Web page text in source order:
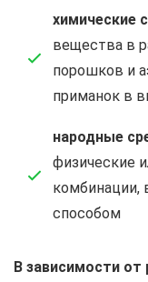
химические
вещества в
порошков и
приманок в
народные
физические
комбинации,
способом
В зависимости от